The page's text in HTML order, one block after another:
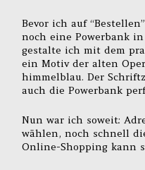
Bevor ich auf
noch eine Powerbank
gestalte ich mit dem
ein Motiv der alten
himmelblau. Der
auch die Powerbank
Nun war ich soweit:
wählen, noch schnell
Online-Shopping kann